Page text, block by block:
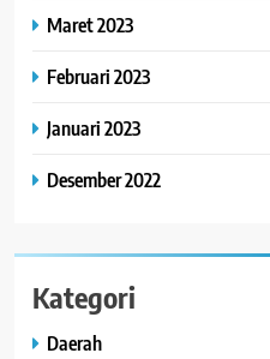
Maret 2023
Februari 2023
Januari 2023
Desember 2022
Kategori
Daerah